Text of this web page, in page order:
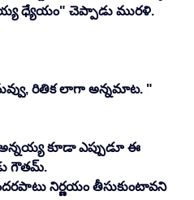
ధ్యేయం" చెప్పాడు మురళి.
రితిక లాగా అన్నమాట. "
కూడా ఎప్పుడూ ఈ
గౌతమ్.
నిర్ణయం తీసుకుంటావని